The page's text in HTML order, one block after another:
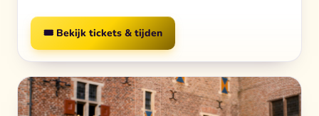
🎟️ Bekijk tickets & tijden